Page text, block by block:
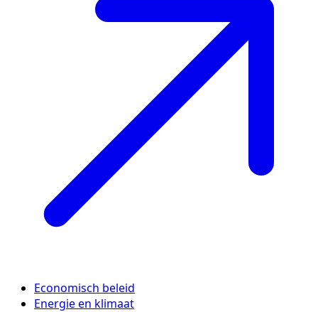
Economisch beleid
Energie en klimaat